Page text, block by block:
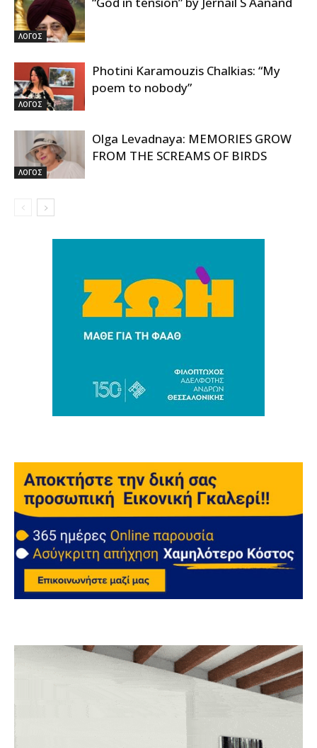
ΛΟΓΟΣ
ΛΟΓΟΣ
Photini Karamouzis Chalkias: “My
poem to nobody”
ΛΟΓΟΣ
Olga Levadnaya: MEMORIES GROW
FROM THE SCREAMS OF BIRDS